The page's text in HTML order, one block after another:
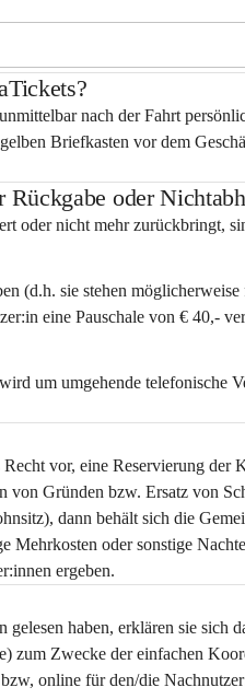
nach der Fahrt
Briefkasten vor dem
Rückgabe oder
oder nicht mehr zurückbringt,
(d.h. sie stehen
eine Pauschale von € 40,-
wird um umgehende telefonische
vor, eine Reservierung der
Gründen bzw. Ersatz von
dann behält sich die
oder sonstige
ergeben.
haben, erklären sie sich
zum Zwecke der einfachen
online für den/die